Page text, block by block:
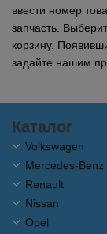
ввести номер
запчасть.
корзину.
задайте нашим
Каталог
Volkswagen
Mercedes-Benz
Renault
Nissan
Opel